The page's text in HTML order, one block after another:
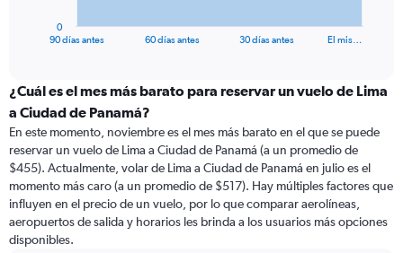
categories.
Range:
categories.
The
chart
has
1
Y
axis
90 días antes 60 días antes 30 días antes El mis…
0
¿Cuál es el mes más barato para reservar un vuelo de Lima
a Ciudad de Panamá?
En este momento, noviembre es el mes más barato en el que se puede
reservar un vuelo de Lima a Ciudad de Panamá (a un promedio de
$455). Actualmente, volar de Lima a Ciudad de Panamá en julio es el
momento más caro (a un promedio de $517). Hay múltiples factores que
influyen en el precio de un vuelo, por lo que comparar aerolíneas,
aeropuertos de salida y horarios les brinda a los usuarios más opciones
disponibles.